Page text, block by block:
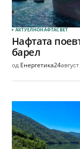
АКТУЕЛНОНАФТАСВЕТ
Нафтата
барел
од Енергетика24